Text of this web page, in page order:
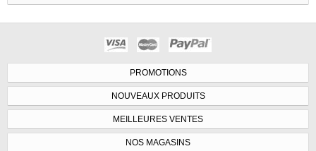
PROMOTIONS
NOUVEAUX PRODUITS
MEILLEURES VENTES
NOS MAGASINS